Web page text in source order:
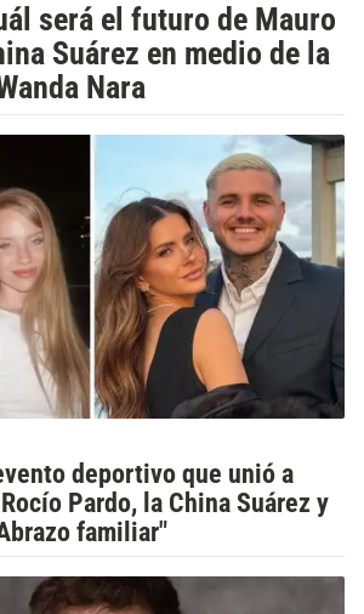
será el futuro de Mauro
Suárez en medio de la
Nara
deportivo que unió a
Pardo, la China Suárez y
familiar"